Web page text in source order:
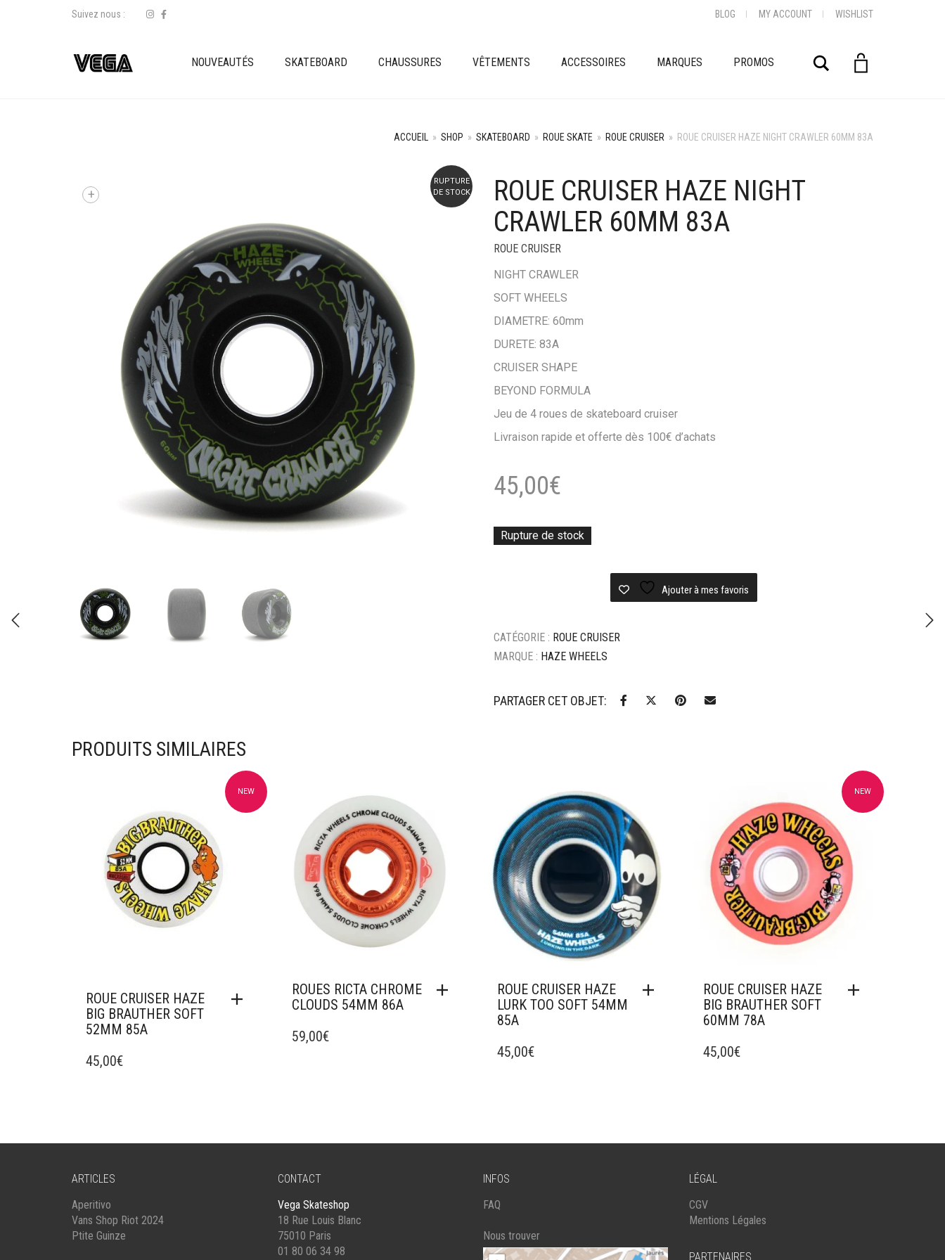
Suivez nous : BLOG MY ACCOUNT WISHLIST
NOUVEAUTÉS SKATEBOARD CHAUSSURES VÊTEMENTS ACCESSOIRES MARQUES PROMOS Rechercher
ACCUEIL » SHOP » SKATEBOARD » ROUE SKATE » ROUE CRUISER » ROUE CRUISER HAZE NIGHT CRAWLER 60MM 83A
RUPTURE
DE STOCK
+
ROUE CRUISER HAZE NIGHT
CRAWLER 60MM 83A
ROUE CRUISER
NIGHT CRAWLER
SOFT WHEELS
DIAMETRE: 60mm
DURETE: 83A
CRUISER SHAPE
BEYOND FORMULA
Jeu de 4 roues de skateboard cruiser
Livraison rapide et offerte dès 100€ d’achats
45,00€
Rupture de stock
Ajouter à mes favoris
CATÉGORIE : ROUE CRUISER
MARQUE : HAZE WHEELS
PARTAGER CET OBJET:
PRODUITS SIMILAIRES
NEW
ROUE CRUISER HAZE
BIG BRAUTHER SOFT
52MM 85A
45,00€
Ajouter à mes favoris
ROUES RICTA CHROME
CLOUDS 54MM 86A
59,00€
Ajouter à mes favoris
ROUE CRUISER HAZE
LURK TOO SOFT 54MM
85A
45,00€
Ajouter à mes favoris
NEW
ROUE CRUISER HAZE
BIG BRAUTHER SOFT
60MM 78A
45,00€
ARTICLES
Aperitivo
Vans Shop Riot 2024
Ptite Guinze
CONTACT
Vega Skateshop
18 Rue Louis Blanc
75010 Paris
01 80 06 34 98
INFOS
FAQ
Nous trouver
LÉGAL
CGV
Mentions Légales
PARTENAIRES